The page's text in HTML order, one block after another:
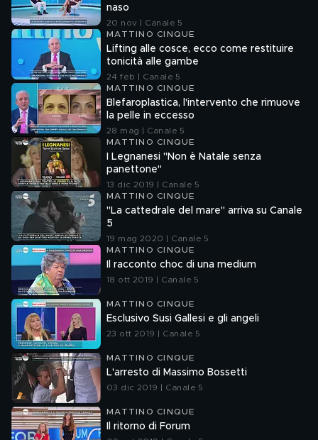
naso
20 nov | Canale 5
MATTINO CINQUE
Lifting alle cosce, ecco come restituire
tonicità alle gambe
24 feb | Canale 5
MATTINO CINQUE
Blefaroplastica, l'intervento che rimuove
la pelle in eccesso
28 mag | Canale 5
MATTINO CINQUE
I Legnanesi "Non è Natale senza
panettone"
13 dic 2019 | Canale 5
MATTINO CINQUE
"La cattedrale del mare" arriva su Canale
5
19 mag 2020 | Canale 5
MATTINO CINQUE
Il racconto choc di una medium
18 ott 2019 | Canale 5
MATTINO CINQUE
Esclusivo Susi Gallesi e gli angeli
23 ott 2019 | Canale 5
MATTINO CINQUE
L'arresto di Massimo Bossetti
03 dic 2019 | Canale 5
MATTINO CINQUE
Il ritorno di Forum